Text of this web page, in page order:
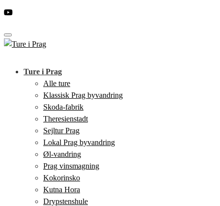
Toggle navigation
Ture i Prag
Alle ture
Klassisk Prag byvandring
Skoda-fabrik
Theresienstadt
Sejltur Prag
Lokal Prag byvandring
Øl-vandring
Prag vinsmagning
Kokorinsko
Kutna Hora
Drypstenshule